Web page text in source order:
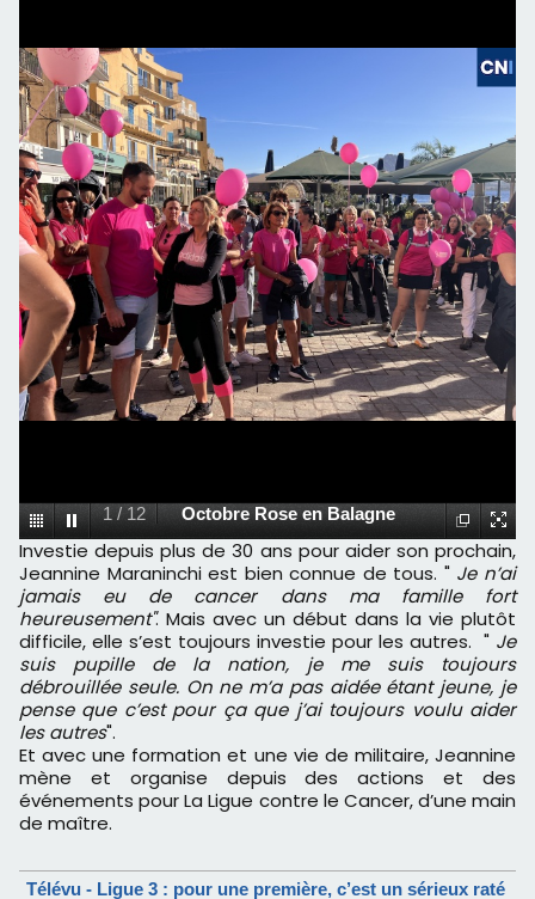
1 / 12 Octobre Rose en Balagne
Investie depuis plus de 30 ans pour aider son prochain,
Jeannine Maraninchi est bien connue de tous. " Je n’ai
jamais eu de cancer dans ma famille fort
heureusement". Mais avec un début dans la vie plutôt
difficile, elle s’est toujours investie pour les autres. " Je
suis pupille de la nation, je me suis toujours
débrouillée seule. On ne m’a pas aidée étant jeune, je
pense que c’est pour ça que j’ai toujours voulu aider
les autres".
Et avec une formation et une vie de militaire, Jeannine
mène et organise depuis des actions et des
événements pour La Ligue contre le Cancer, d’une main
de maître.
Télévu - Ligue 3 : pour une première, c’est un sérieux raté